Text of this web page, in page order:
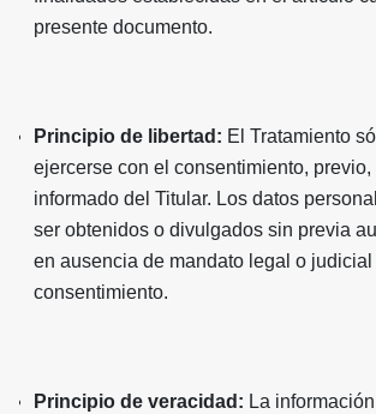
presente documento.
Principio de libertad: El Tratamiento
ejercerse con el consentimiento, previo,
informado del Titular. Los datos
ser obtenidos o divulgados sin previa
en ausencia de mandato legal o judicial
consentimiento.
Principio de veracidad: La